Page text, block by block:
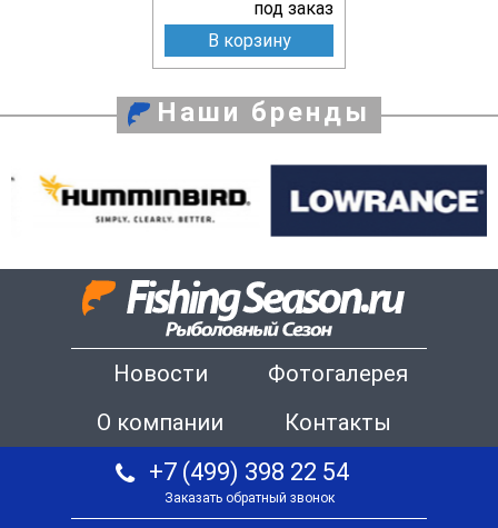
под заказ
В корзину
Наши бренды
Новости
Фотогалерея
О компании
Контакты
+7 (499) 398 22 54
Заказать обратный звонок